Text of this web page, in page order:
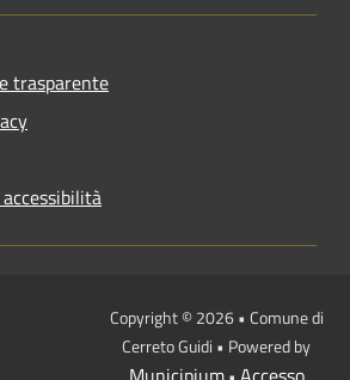
trasparente
Copyright © 2026 • Comune di
Cerreto Guidi • Powered by